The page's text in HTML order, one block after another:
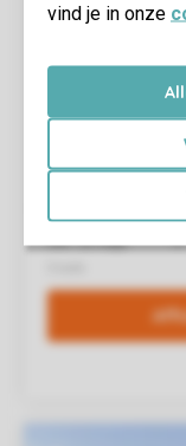
vind je in onze